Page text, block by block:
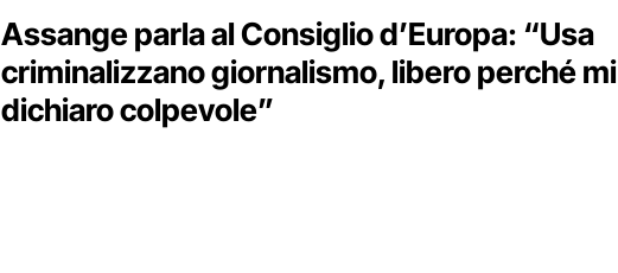
Assange parla al Consiglio d’Europa: “Usa
criminalizzano giornalismo, libero perché mi
dichiaro colpevole”